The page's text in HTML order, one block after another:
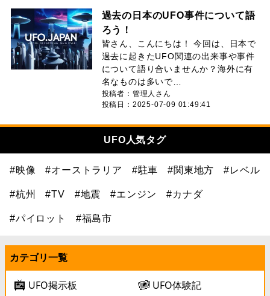
過去の日本のUFO事件について語
ろう！
皆さん、こんにちは！ 今回は、日本で
過去に起きたUFO関連の出来事や事件
について語り合いませんか？海外に有
名なものは多いで…
投稿者：管理人さん
投稿日：2025-07-09 01:49:41
UFO人気タグ
#映像 #オーストラリア #駐車 #関東地方 #レベル
#杭州 #TV #地震 #エンジン #カナダ
#パイロット #福島市
カテゴリ一覧
UFO掲示板
UFO体験記